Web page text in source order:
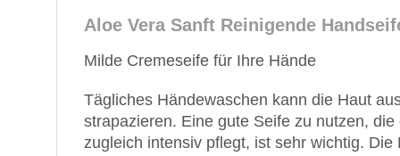
Aloe Vera Sanft Reinigende
Milde Cremeseife für Ihre Hände
Tägliches Händewaschen kann die Haut
strapazieren. Eine gute Seife zu nutzen,
zugleich intensiv pflegt, ist sehr wichtig. Die